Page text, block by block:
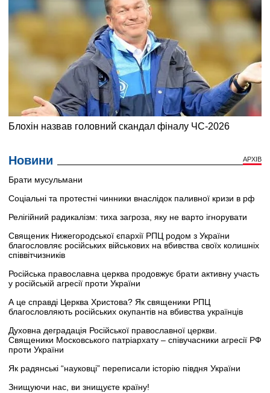
Новини АРХІВ
Брати мусульмани
Соціальні та протестні чинники внаслідок паливної кризи в рф
Релігійний радикалізм: тиха загроза, яку не варто ігнорувати
Священик Нижегородської єпархії РПЦ родом з України
благословляє російських військових на вбивства своїх колишніх
співвітчизників
Російська православна церква продовжує брати активну участь
у російській агресії проти України
А це справді Церква Христова? Як священики РПЦ
благословляють російських окупантів на вбивства українців
Духовна деградація Російської православної церкви.
Священики Московського патріархату – співучасники агресії РФ
проти України
Як радянські “науковці” переписали історію півдня України
Знищуючи нас, ви знищуєте країну!